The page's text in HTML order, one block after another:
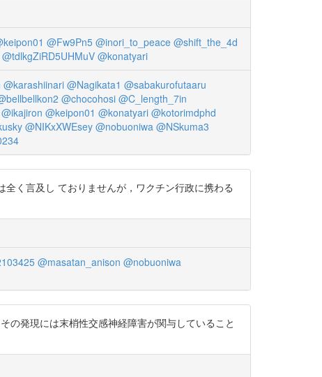
@Fw9Pn5 @inori_to_peace @shift_the_4d
@tdlkgZiRD5UHMuV @konatyari
@karashiinari @Nagikata1 @sabakurofutaaru
@chocohosi @C_length_7in
@ikajiron @keipon01 @konatyari @kotorimdphd
@NIKxXWEsey @nobuoniwa @NSkuma3
く言及し ておりませんが，ワクチン行政に携わる
@masatan_anison @nobuoniwa
の発現には末梢性交感神経障害が関与していること